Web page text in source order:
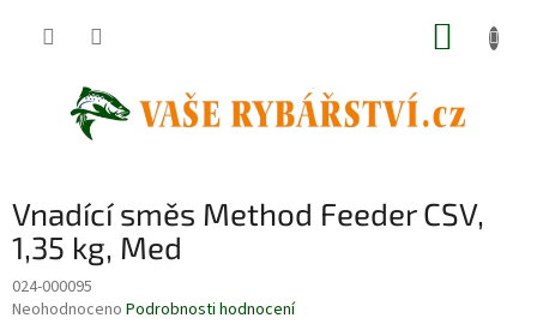
Vnadící směs Method Feeder CSV,
1,35 kg, Med
024-000095
Průměrné
Neohodnoceno Podrobnosti hodnocení